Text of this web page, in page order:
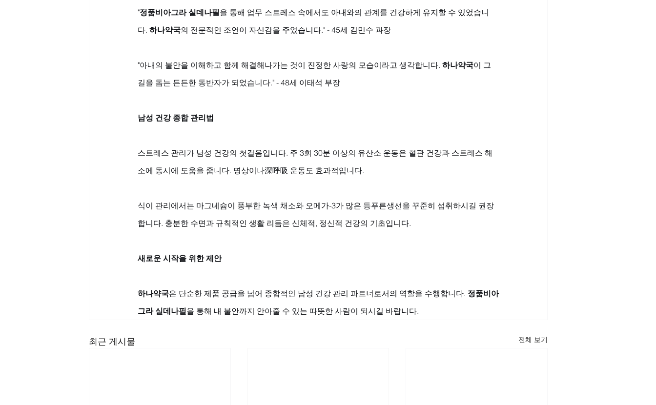
"정품비아그라 실데나필을 통해 업무 스트레스 속에서도 아내와의 관계를 건강하게 유지할 수 있었습니
다. 하나약국의 전문적인 조언이 자신감을 주었습니다." - 45세 김민수 과장
"아내의 불안을 이해하고 함께 해결해나가는 것이 진정한 사랑의 모습이라고 생각합니다. 하나약국이 그
길을 돕는 든든한 동반자가 되었습니다." - 48세 이태석 부장
남성 건강 종합 관리법
스트레스 관리가 남성 건강의 첫걸음입니다. 주 3회 30분 이상의 유산소 운동은 혈관 건강과 스트레스 해
소에 동시에 도움을 줍니다. 명상이나深呼吸 운동도 효과적입니다.
식이 관리에서는 마그네슘이 풍부한 녹색 채소와 오메가-3가 많은 등푸른생선을 꾸준히 섭취하시길 권장
합니다. 충분한 수면과 규칙적인 생활 리듬은 신체적, 정신적 건강의 기초입니다.
새로운 시작을 위한 제안
하나약국은 단순한 제품 공급을 넘어 종합적인 남성 건강 관리 파트너로서의 역할을 수행합니다. 정품비아
그라 실데나필을 통해 내 불안까지 안아줄 수 있는 따뜻한 사람이 되시길 바랍니다.
최근 게시물 전체 보기